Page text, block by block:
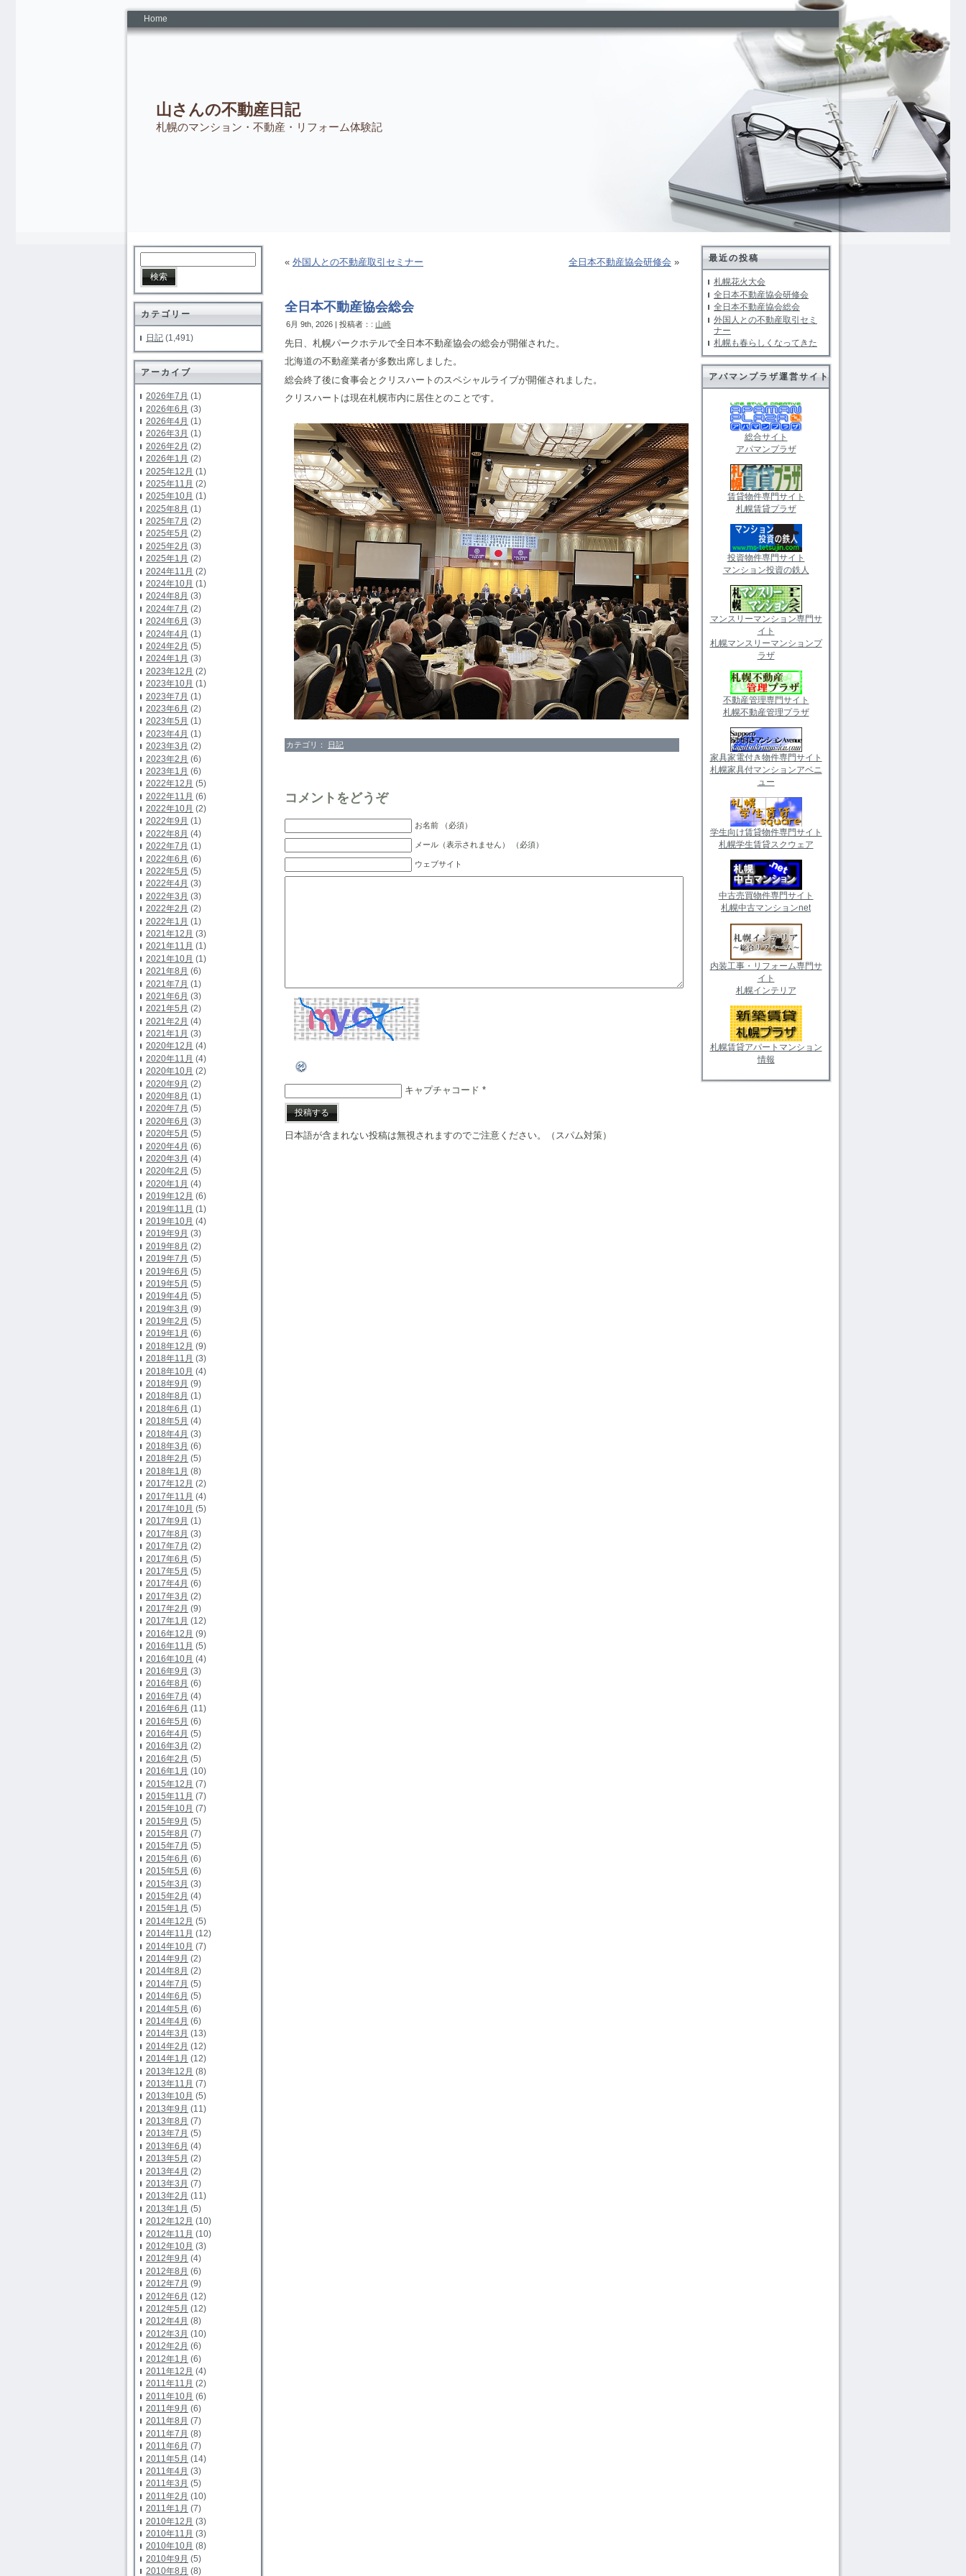
Home
山さんの不動産日記
札幌のマンション・不動産・リフォーム体験記
カテゴリー
日記 (1,491)
アーカイブ
2026年7月 (1)
2026年6月 (3)
2026年4月 (1)
2026年3月 (1)
2026年2月 (2)
2026年1月 (2)
2025年12月 (1)
2025年11月 (2)
2025年10月 (1)
2025年8月 (1)
2025年7月 (2)
2025年5月 (2)
2025年2月 (3)
2025年1月 (2)
2024年11月 (2)
2024年10月 (1)
2024年8月 (3)
2024年7月 (2)
2024年6月 (3)
2024年4月 (1)
2024年2月 (5)
2024年1月 (3)
2023年12月 (2)
2023年10月 (1)
2023年7月 (1)
2023年6月 (2)
2023年5月 (1)
2023年4月 (1)
2023年3月 (2)
2023年2月 (6)
2023年1月 (6)
2022年12月 (5)
2022年11月 (6)
2022年10月 (2)
2022年9月 (1)
2022年8月 (4)
2022年7月 (1)
2022年6月 (6)
2022年5月 (5)
2022年4月 (3)
2022年3月 (3)
2022年2月 (2)
2022年1月 (1)
2021年12月 (3)
2021年11月 (1)
2021年10月 (1)
2021年8月 (6)
2021年7月 (1)
2021年6月 (3)
2021年5月 (2)
2021年2月 (4)
2021年1月 (3)
2020年12月 (4)
2020年11月 (4)
2020年10月 (2)
2020年9月 (2)
2020年8月 (1)
2020年7月 (5)
2020年6月 (3)
2020年5月 (5)
2020年4月 (6)
2020年3月 (4)
2020年2月 (5)
2020年1月 (4)
2019年12月 (6)
2019年11月 (1)
2019年10月 (4)
2019年9月 (3)
2019年8月 (2)
2019年7月 (5)
2019年6月 (5)
2019年5月 (5)
2019年4月 (5)
2019年3月 (9)
2019年2月 (5)
2019年1月 (6)
2018年12月 (9)
2018年11月 (3)
2018年10月 (4)
2018年9月 (9)
2018年8月 (1)
2018年6月 (1)
2018年5月 (4)
2018年4月 (3)
2018年3月 (6)
2018年2月 (5)
2018年1月 (8)
2017年12月 (2)
2017年11月 (4)
2017年10月 (5)
2017年9月 (1)
2017年8月 (3)
2017年7月 (2)
2017年6月 (5)
2017年5月 (5)
2017年4月 (6)
2017年3月 (2)
2017年2月 (9)
2017年1月 (12)
2016年12月 (9)
2016年11月 (5)
2016年10月 (4)
2016年9月 (3)
2016年8月 (6)
2016年7月 (4)
2016年6月 (11)
2016年5月 (6)
2016年4月 (5)
2016年3月 (2)
2016年2月 (5)
2016年1月 (10)
2015年12月 (7)
2015年11月 (7)
2015年10月 (7)
2015年9月 (5)
2015年8月 (7)
2015年7月 (5)
2015年6月 (6)
2015年5月 (6)
2015年3月 (3)
2015年2月 (4)
2015年1月 (5)
2014年12月 (5)
2014年11月 (12)
2014年10月 (7)
2014年9月 (2)
2014年8月 (2)
2014年7月 (5)
2014年6月 (5)
2014年5月 (6)
2014年4月 (6)
2014年3月 (13)
2014年2月 (12)
2014年1月 (12)
2013年12月 (8)
2013年11月 (7)
2013年10月 (5)
2013年9月 (11)
2013年8月 (7)
2013年7月 (5)
2013年6月 (4)
2013年5月 (2)
2013年4月 (2)
2013年3月 (7)
2013年2月 (11)
2013年1月 (5)
2012年12月 (10)
2012年11月 (10)
2012年10月 (3)
2012年9月 (4)
2012年8月 (6)
2012年7月 (9)
2012年6月 (12)
2012年5月 (12)
2012年4月 (8)
2012年3月 (10)
2012年2月 (6)
2012年1月 (6)
2011年12月 (4)
2011年11月 (2)
2011年10月 (6)
2011年9月 (6)
2011年8月 (7)
2011年7月 (8)
2011年6月 (7)
2011年5月 (14)
2011年4月 (3)
2011年3月 (5)
2011年2月 (10)
2011年1月 (7)
2010年12月 (3)
2010年11月 (3)
2010年10月 (8)
2010年9月 (5)
2010年8月 (8)
« 外国人との不動産取引セミナー 全日本不動産協会研修会 »
全日本不動産協会総会
6月 9th, 2026 | 投稿者：: 山崎
先日、札幌パークホテルで全日本不動産協会の総会が開催された。
北海道の不動産業者が多数出席しました。
総会終了後に食事会とクリスハートのスペシャルライブが開催されました。
クリスハートは現在札幌市内に居住とのことです。
カテゴリ： 日記
コメントをどうぞ
お名前 （必須）
メール（表示されません） （必須）
ウェブサイト
キャプチャコード *
日本語が含まれない投稿は無視されますのでご注意ください。（スパム対策）
最近の投稿
札幌花火大会
全日本不動産協会研修会
全日本不動産協会総会
外国人との不動産取引セミ
ナー
札幌も春らしくなってきた
アパマンプラザ運営サイト
総合サイト
アパマンプラザ
賃貸物件専門サイト
札幌賃貸プラザ
投資物件専門サイト
マンション投資の鉄人
マンスリーマンション専門サ
イト
札幌マンスリーマンションプ
ラザ
不動産管理専門サイト
札幌不動産管理プラザ
家具家電付き物件専門サイト
札幌家具付マンションアベニ
ュー
学生向け賃貸物件専門サイト
札幌学生賃貸スクウェア
中古売買物件専門サイト
札幌中古マンションnet
内装工事・リフォーム専門サ
イト
札幌インテリア
札幌賃貸アパートマンション
情報